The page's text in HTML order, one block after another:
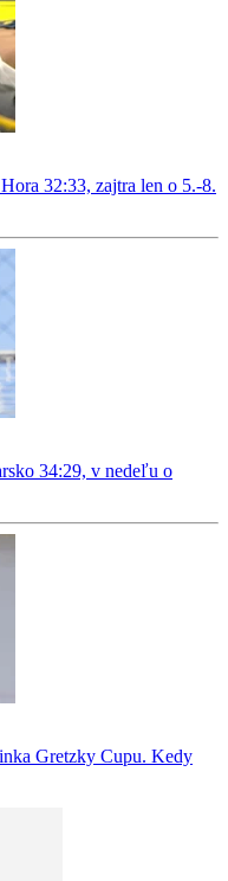
32:33, zajtra len o 5.-8.
34:29, v nedeľu o
Gretzky Cupu. Kedy